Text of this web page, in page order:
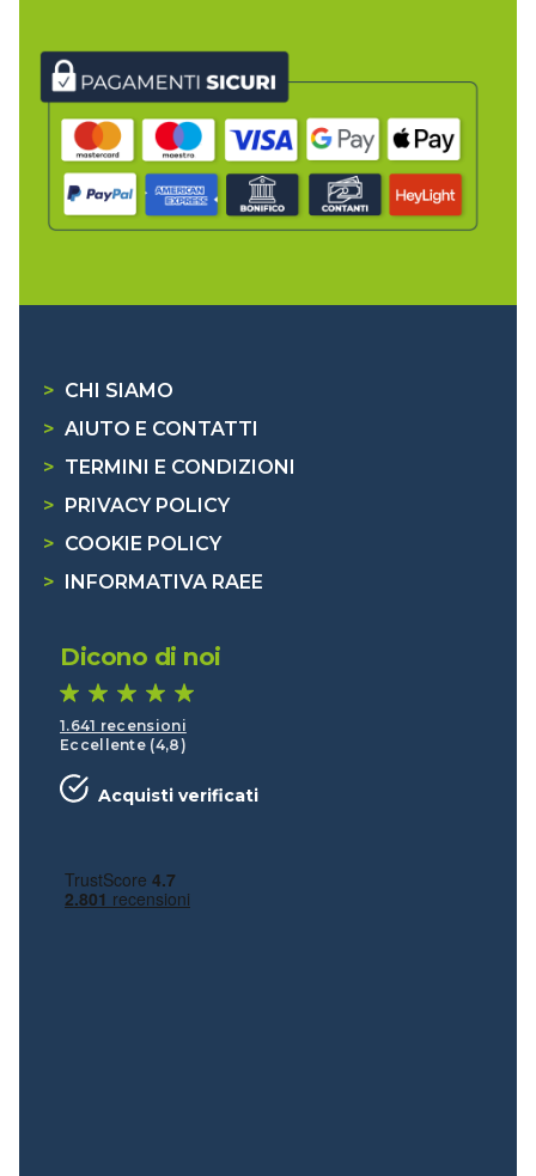
> CHI SIAMO
> AIUTO E CONTATTI
> TERMINI E CONDIZIONI
>
PRIVACY POLICY
> COOKIE POLICY
>
INFORMATIVA RAEE
Dicono di noi
1.641 recensioni
Eccellente (4,8)
Acquisti verificati